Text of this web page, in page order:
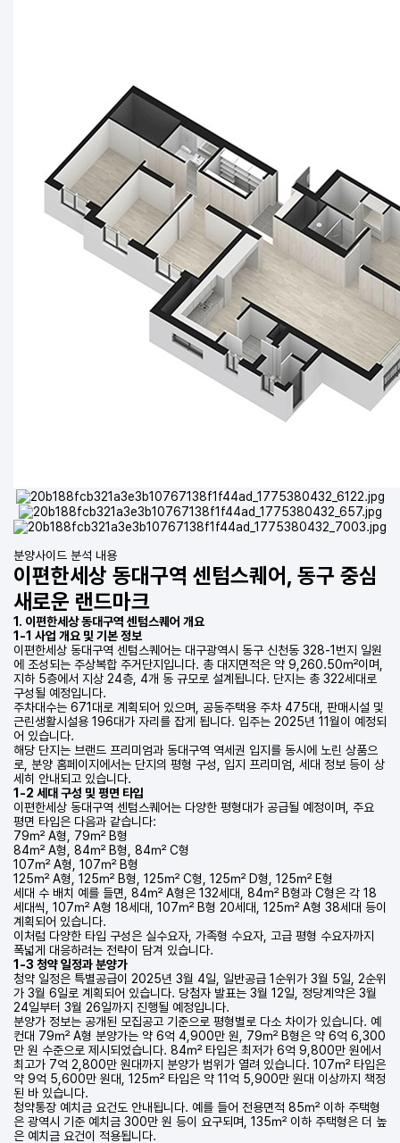
분양사이드 분석 내용
이편한세상 동대구역 센텀스퀘어, 동구 중심
새로운 랜드마크
1. 이편한세상 동대구역 센텀스퀘어 개요
1-1 사업 개요 및 기본 정보
이편한세상 동대구역 센텀스퀘어는 대구광역시 동구 신천동 328-1번지 일원
에 조성되는 주상복합 주거단지입니다. 총 대지면적은 약 9,260.50㎡이며,
지하 5층에서 지상 24층, 4개 동 규모로 설계됩니다. 단지는 총 322세대로
구성될 예정입니다.
주차대수는 671대로 계획되어 있으며, 공동주택용 주차 475대, 판매시설 및
근린생활시설용 196대가 자리를 잡게 됩니다. 입주는 2025년 11월이 예정되
어 있습니다.
해당 단지는 브랜드 프리미엄과 동대구역 역세권 입지를 동시에 노린 상품으
로, 분양 홈페이지에서는 단지의 평형 구성, 입지 프리미엄, 세대 정보 등이 상
세히 안내되고 있습니다.
1-2 세대 구성 및 평면 타입
이편한세상 동대구역 센텀스퀘어는 다양한 평형대가 공급될 예정이며, 주요
평면 타입은 다음과 같습니다:
79㎡ A형, 79㎡ B형
84㎡ A형, 84㎡ B형, 84㎡ C형
107㎡ A형, 107㎡ B형
125㎡ A형, 125㎡ B형, 125㎡ C형, 125㎡ D형, 125㎡ E형
세대 수 배치 예를 들면, 84㎡ A형은 132세대, 84㎡ B형과 C형은 각 18
세대씩, 107㎡ A형 18세대, 107㎡ B형 20세대, 125㎡ A형 38세대 등이
계획되어 있습니다.
이처럼 다양한 타입 구성은 실수요자, 가족형 수요자, 고급 평형 수요자까지
폭넓게 대응하려는 전략이 담겨 있습니다.
1-3 청약 일정과 분양가
청약 일정은 특별공급이 2025년 3월 4일, 일반공급 1순위가 3월 5일, 2순위
가 3월 6일로 계획되어 있습니다. 당첨자 발표는 3월 12일, 정당계약은 3월
24일부터 3월 26일까지 진행될 예정입니다.
분양가 정보는 공개된 모집공고 기준으로 평형별로 다소 차이가 있습니다. 예
컨대 79㎡ A형 분양가는 약 6억 4,900만 원, 79㎡ B형은 약 6억 6,300
만 원 수준으로 제시되었습니다. 84㎡ 타입은 최저가 6억 9,800만 원에서
최고가 7억 2,800만 원대까지 분양가 범위가 열려 있습니다. 107㎡ 타입은
약 9억 5,600만 원대, 125㎡ 타입은 약 11억 5,900만 원대 이상까지 책정
된 바 있습니다.
청약통장 예치금 요건도 안내됩니다. 예를 들어 전용면적 85㎡ 이하 주택형
은 광역시 기준 예치금 300만 원 등이 요구되며, 135㎡ 이하 주택형은 더 높
은 예치금 요건이 적용됩니다.